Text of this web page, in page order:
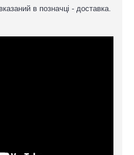
в позначці - доставка.